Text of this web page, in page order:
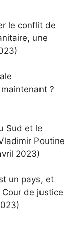
le conflit de
une
?
Sud et le
Poutine
2023)
un pays, et
de justice